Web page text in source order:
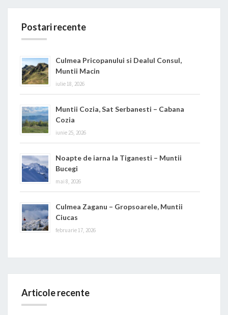
Postari recente
Culmea Pricopanului si Dealul Consul,
Muntii Macin
iulie 18, 2026
Muntii Cozia, Sat Serbanesti – Cabana
Cozia
iunie 25, 2026
Noapte de iarna la Tiganesti – Muntii
Bucegi
mai 8, 2026
Culmea Zaganu – Gropsoarele, Muntii
Ciucas
februarie 17, 2026
Articole recente